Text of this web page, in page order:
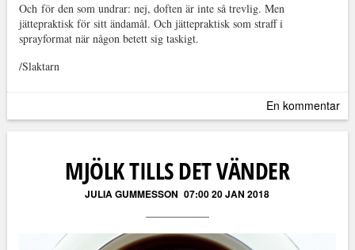
Och för den som undrar: nej, doften är inte så trevlig. Men
jättepraktisk för sitt ändamål. Och jättepraktisk som straff i
sprayformat när någon betett sig taskigt.
/Slaktarn
En kommentar
MJÖLK TILLS DET VÄNDER
JULIA GUMMESSON 07:00 20 JAN 2018